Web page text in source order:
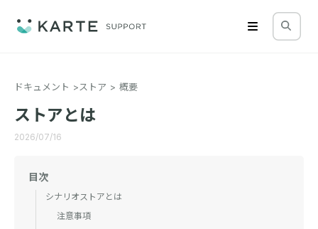
ドキュメント ストア 概要
ストアとは
2026/07/16
目次
シナリオストアとは
注意事項